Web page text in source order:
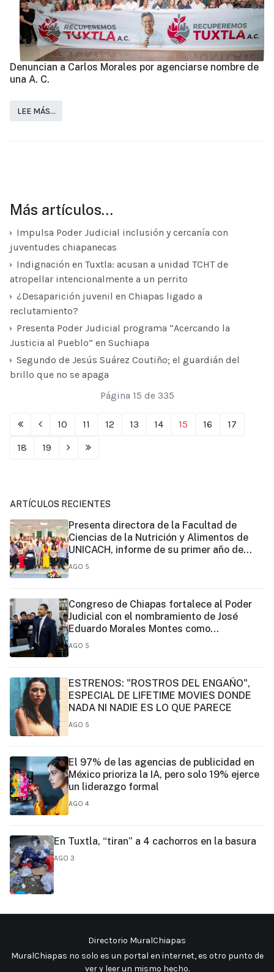
Denuncian a Carlos Morales por agenciarse nombre de
una A. C.
LEE MÁS…
Más artículos…
Impulsa Poder Judicial inclusión y cercanía con
juventudes chiapanecas
Indignación en Tuxtla: acusan a unidad TCHT de
atropellar intencionalmente a un perrito
¿Desaparición juvenil en Chiapas ligado a
reclutamiento?
Presenta Poder Judicial programa “Acercando la
Justicia al Pueblo” en Suchiapa
Segundo de Jesús Suárez Coutiño; el guardián del
brillo que no se apaga
Página 15 de 335
10 11 12 13 14 15 16
17
18
19
ARTÍCULOS RECIENTES
Presenta directora de la Facultad de
Ciencias de la Nutrición y Alimentos de
UNICACH, informe de su primer año de
gestión
AGO 5
Congreso de Chiapas fortalece al Poder
Judicial con el nombramiento de José
Eduardo Morales Montes como
magistrado
AGO 5
ESTRENOS: "ROSTROS DEL ENGAÑO",
ESPECIAL DE LIFETIME MOVIES DONDE
NADA NI NADIE ES LO QUE PARECE
AGO 5
El 97% de las agencias de publicidad en
México prioriza la IA, pero solo 19% ejerce
un liderazgo formal
AGO 4
En Tuxtla, “tiran” a 4 cachorros en la basura
AGO 3
Directorio MuralChiapas
MuralChiapas no solo es un portal en internet, es otro punto de
ver y leer un mismo hecho.